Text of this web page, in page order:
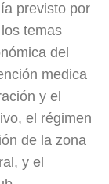
previsto por
temas
del
medica
y el
el régimen
de la zona
y el